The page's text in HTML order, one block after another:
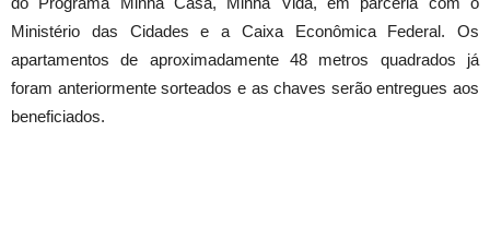
Ministério das Cidades e a Caixa Econômica Federal. Os
apartamentos de aproximadamente 48 metros quadrados já
foram anteriormente sorteados e as chaves serão entregues aos
beneficiados.